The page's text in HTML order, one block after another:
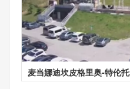
麦当娜迪坎皮格里奥-特伦托